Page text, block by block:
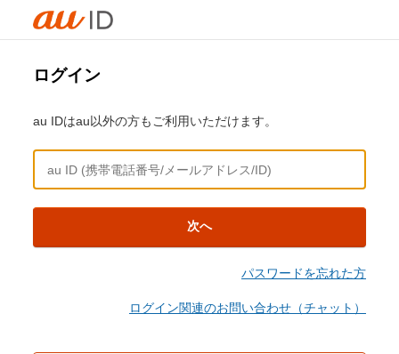
ログイン
au IDはau以外の方もご利用いただけます。
次へ
パスワードを忘れた方
ログイン関連のお問い合わせ（チャット）